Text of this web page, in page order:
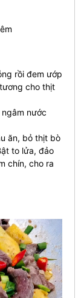
rồi đem ướp
cho thịt
nước
ăn, bỏ thịt bò
to lửa, đảo
chín, cho ra